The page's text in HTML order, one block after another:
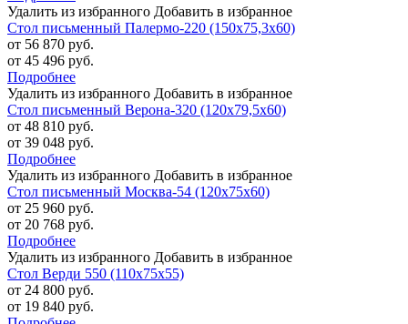
Удалить из избранного Добавить в избранное
Стол письменный Палермо-220 (150х75,3х60)
от 56 870 руб.
от 45 496 руб.
Подробнее
Удалить из избранного Добавить в избранное
Стол письменный Верона-320 (120х79,5х60)
от 48 810 руб.
от 39 048 руб.
Подробнее
Удалить из избранного Добавить в избранное
Стол письменный Москва-54 (120х75х60)
от 25 960 руб.
от 20 768 руб.
Подробнее
Удалить из избранного Добавить в избранное
Стол Верди 550 (110х75х55)
от 24 800 руб.
от 19 840 руб.